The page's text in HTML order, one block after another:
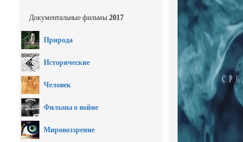
Документальные фильмы 2017
Природа
Исторические
Человек
Фильмы о войне
Мировоззрение